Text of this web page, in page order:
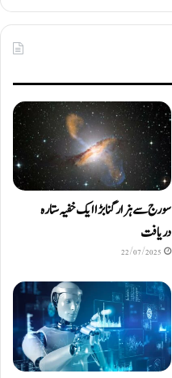
سورج سے ہزار گنا بڑا ایک خفیہ ستارہ
دریافت
22/07/2025